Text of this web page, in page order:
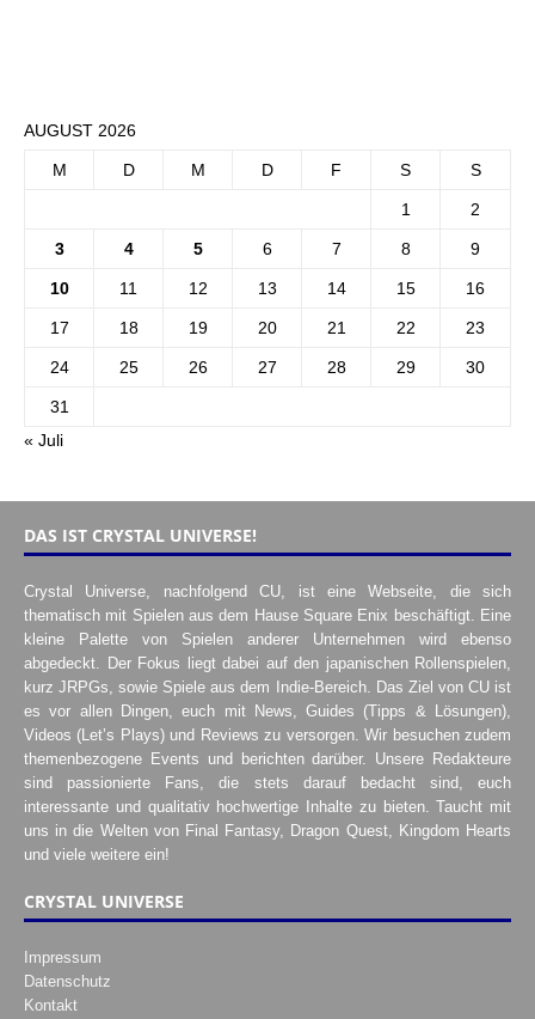
AUGUST 2026
M D M D F S S
1 2
3 4 5 6 7 8 9
10 11 12 13 14 15 16
17 18 19 20 21 22 23
24 25 26 27 28 29 30
31
« Juli
DAS IST CRYSTAL UNIVERSE!
Crystal Universe, nachfolgend CU, ist eine Webseite, die sich
thematisch mit Spielen aus dem Hause Square Enix beschäftigt. Eine
kleine Palette von Spielen anderer Unternehmen wird ebenso
abgedeckt. Der Fokus liegt dabei auf den japanischen Rollenspielen,
kurz JRPGs, sowie Spiele aus dem Indie-Bereich. Das Ziel von CU ist
es vor allen Dingen, euch mit News, Guides (Tipps & Lösungen),
Videos (Let’s Plays) und Reviews zu versorgen. Wir besuchen zudem
themenbezogene Events und berichten darüber. Unsere Redakteure
sind passionierte Fans, die stets darauf bedacht sind, euch
interessante und qualitativ hochwertige Inhalte zu bieten. Taucht mit
uns in die Welten von Final Fantasy, Dragon Quest, Kingdom Hearts
und viele weitere ein!
CRYSTAL UNIVERSE
Impressum
Datenschutz
Kontakt